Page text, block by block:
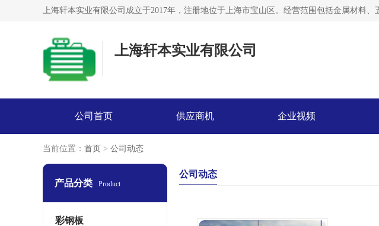
上海轩本实业有限公司
公司首页 供应商机 企业视频
当前位置： 首页 > 公司动态
产品分类 Product
彩钢板
公司动态